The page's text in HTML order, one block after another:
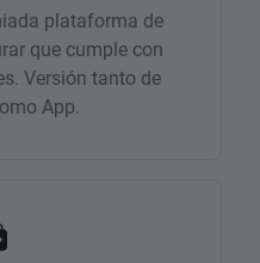
plataforma de
que cumple con
Versión tanto de
App.